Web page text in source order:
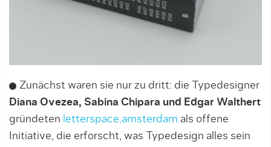
Zunächst waren sie nur zu dritt: die Typedesigner
Diana Ovezea, Sabina Chipara und Edgar Walthert
gründeten letterspace.amsterdam als offene
Initiative, die erforscht, was Typedesign alles sein